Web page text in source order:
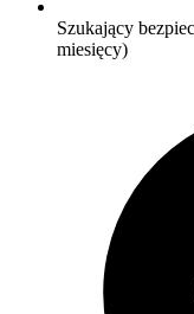
Szukający
miesięcy)